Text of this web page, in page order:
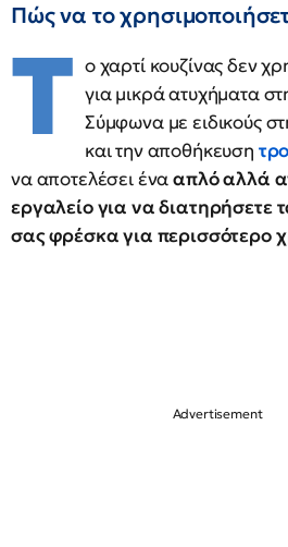
Πώς να το
Τ ο χαρτί κουζίνας δεν
για μικρά ατυχήματα
Σύμφωνα με ειδικούς
και την αποθήκευση
να αποτελέσει ένααπλό αλλά
εργαλείο για να διατηρήσετε
σας φρέσκα για περισσότερο